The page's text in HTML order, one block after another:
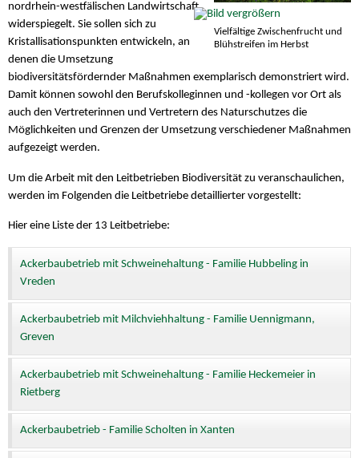
Vielfältige Zwischenfrucht und
Blühstreifen im Herbst
nordrhein-westfälischen Landwirtschaft
widerspiegelt. Sie sollen sich zu
Kristallisationspunkten entwickeln, an
denen die Umsetzung
biodiversitätsfördernder Maßnahmen exemplarisch demonstriert wird.
Damit können sowohl den Berufskolleginnen und -kollegen vor Ort als
auch den Vertreterinnen und Vertretern des Naturschutzes die
Möglichkeiten und Grenzen der Umsetzung verschiedener Maßnahmen
aufgezeigt werden.
Um die Arbeit mit den Leitbetrieben Biodiversität zu veranschaulichen,
werden im Folgenden die Leitbetriebe detaillierter vorgestellt:
Hier eine Liste der 13 Leitbetriebe:
Ackerbaubetrieb mit Schweinehaltung - Familie Hubbeling in
Vreden
Ackerbaubetrieb mit Milchviehhaltung - Familie Uennigmann,
Greven
Ackerbaubetrieb mit Schweinehaltung - Familie Heckemeier in
Rietberg
Ackerbaubetrieb - Familie Scholten in Xanten